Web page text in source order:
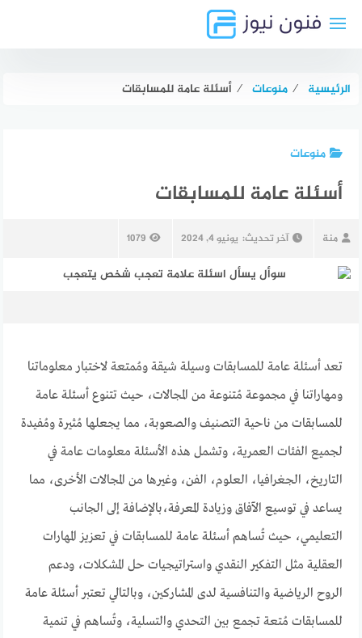
الرئيسية ⁄ منوعات ⁄ أسئلة عامة للمسابقات
منوعات
أسئلة عامة للمسابقات
منة آخر تحديث: يونيو 4, 2024 1079
تعد أسئلة عامة للمسابقات وسيلة شيقة ومُمتعة لاختبار معلوماتنا
ومهاراتنا في مجموعة مُتنوعة من المجالات، حيث تتنوع أسئلة عامة
للمسابقات من ناحية التصنيف والصعوبة، مما يجعلها مُثيرة ومُفيدة
لجميع الفئات العمرية، وتشمل هذه الأسئلة معلومات عامة في
التاريخ، الجغرافيا، العلوم، الفن، وغيرها من المجالات الأخرى، مما
يساعد في توسيع الآفاق وزيادة المعرفة،بالإضافة إلى الجانب
التعليمي، حيث تُساهم أسئلة عامة للمسابقات في تعزيز المهارات
العقلية مثل التفكير النقدي واستراتيجيات حل المشكلات، ودعم
الروح الرياضية والتنافسية لدى المشاركين، وبالتالي تعتبر أسئلة عامة
للمسابقات مُتعة تجمع بين التحدي والتسلية، وتُساهم في تنمية